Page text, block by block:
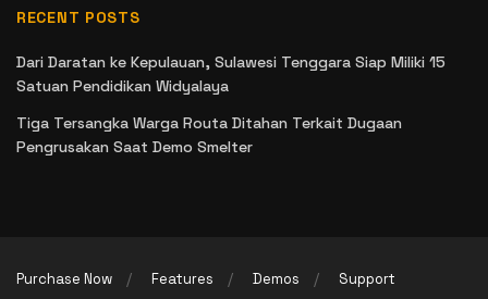
RECENT POSTS
Dari Daratan ke Kepulauan, Sulawesi Tenggara Siap Miliki 15
Satuan Pendidikan Widyalaya
Tiga Tersangka Warga Routa Ditahan Terkait Dugaan
Pengrusakan Saat Demo Smelter
Purchase Now Features Demos Support